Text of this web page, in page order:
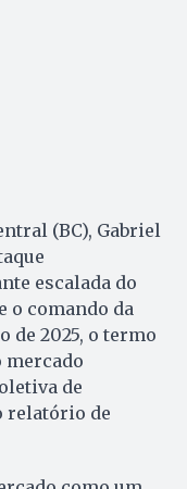
(BC), Gabriel
escalada do
o comando da
de 2025, o termo
mercado
de
relatório de